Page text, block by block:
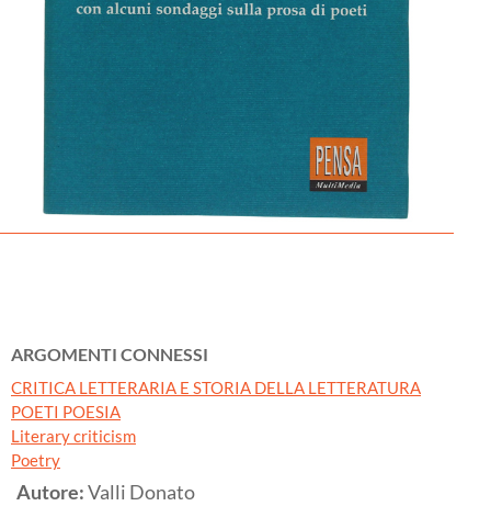
ARGOMENTI CONNESSI
CRITICA LETTERARIA E STORIA DELLA LETTERATURA
POETI POESIA
Literary criticism
Poetry
Autore:Valli Donato